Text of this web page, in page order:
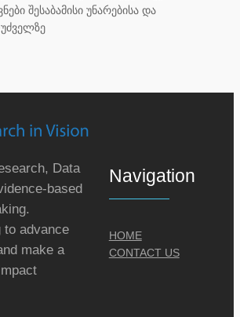
შესაბამისი უნარებისა და
Data
based
to advance
make a
Navigation
HOME
CONTACT US